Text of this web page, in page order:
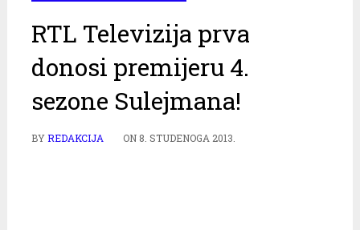
RTL Televizija prva
donosi premijeru 4.
sezone Sulejmana!
BYREDAKCIJA ON 8. STUDENOGA 2013.